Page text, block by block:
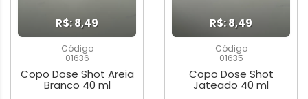
R$: 8,49
Código
01636
Copo Dose Shot Areia
Branco 40 ml
R$: 8,49
Código
01635
Copo Dose Shot
Jateado 40 ml